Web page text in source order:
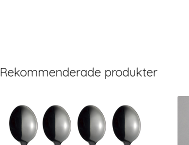
Rekommenderade produkter